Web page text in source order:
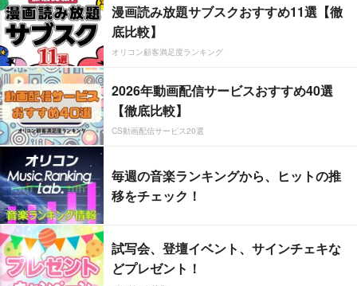
漫画読み放題サブスクおすすめ11選【徹
底比較】
オリコン顧客満足度ランキング
2026年動画配信サービスおすすめ40選
【徹底比較】
CS動画配信サービス20選
毎週の音楽ランキングから、ヒットの推
移をチェック！
試写会、登壇イベント、サインチェキな
どプレゼント！